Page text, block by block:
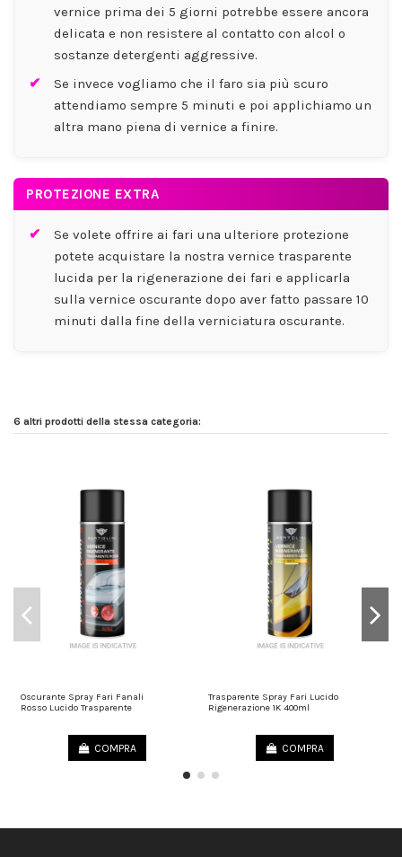
vernice prima dei 5 giorni potrebbe essere ancora
delicata e non resistere al contatto con alcol o
sostanze detergenti aggressive.
Se invece vogliamo che il faro sia più scuro
attendiamo sempre 5 minuti e poi applichiamo un
altra mano piena di vernice a finire.
PROTEZIONE EXTRA
Se volete offrire ai fari una ulteriore protezione
potete acquistare la nostra vernice trasparente
lucida per la rigenerazione dei fari e applicarla
sulla vernice oscurante dopo aver fatto passare 10
minuti dalla fine della verniciatura oscurante.
6 altri prodotti della stessa categoria:
Oscurante Spray Fari Fanali
Rosso Lucido Trasparente
COMPRA
Trasparente Spray Fari Lucido
Rigenerazione 1K 400ml
COMPRA